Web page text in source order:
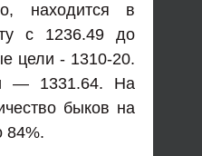
находится в
с 1236.49 до
цели - 1310-20.
— 1331.64. На
быков на
84%.